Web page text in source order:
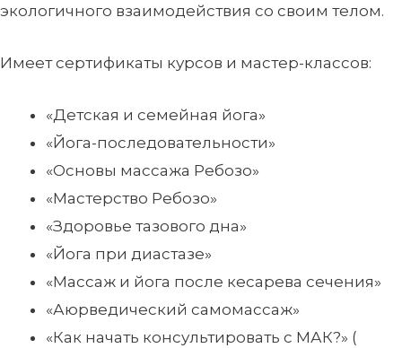
экологичного взаимодействия со своим телом.
Имеет сертификаты курсов и мастер-классов:
«Детская и семейная йога»
«Йога-последовательности»
«Основы массажа Ребозо»
«Мастерство Ребозо»
«Здоровье тазового дна»
«Йога при диастазе»
«Массаж и йога после кесарева сечения»
«Аюрведический самомассаж»
«Как начать консультировать с МАК?» (